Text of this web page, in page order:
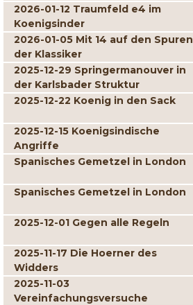
2026-01-12 Traumfeld e4 im
Koenigsinder
2026-01-05 Mit 14 auf den Spuren
der Klassiker
2025-12-29 Springermanouver in
der Karlsbader Struktur
2025-12-22 Koenig in den Sack
2025-12-15 Koenigsindische
Angriffe
Spanisches Gemetzel in London
Spanisches Gemetzel in London
2025-12-01 Gegen alle Regeln
2025-11-17 Die Hoerner des
Widders
2025-11-03
Vereinfachungsversuche